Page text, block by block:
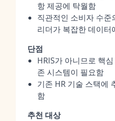
항 제공에 탁월함
직관적인 소비자 수
리더가 복잡한 데이터
단점
HRIS가 아니므로 핵
존 시스템이 필요함
기존 HR 기술 스택에
함
추천 대상